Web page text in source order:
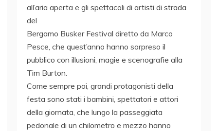
all’aria aperta e gli spettacoli di artisti di strada
del
Bergamo Busker Festival diretto da Marco
Pesce, che quest’anno hanno sorpreso il
pubblico con illusioni, magie e scenografie alla
Tim Burton.
Come sempre poi, grandi protagonisti della
festa sono stati i bambini, spettatori e attori
della giornata, che lungo la passeggiata
pedonale di un chilometro e mezzo hanno